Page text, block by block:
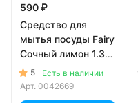
590 ₽
Средство для
мытья посуды Fairy
Сочный лимон 1.35
литра
5
Есть в наличии
Арт. 0042669